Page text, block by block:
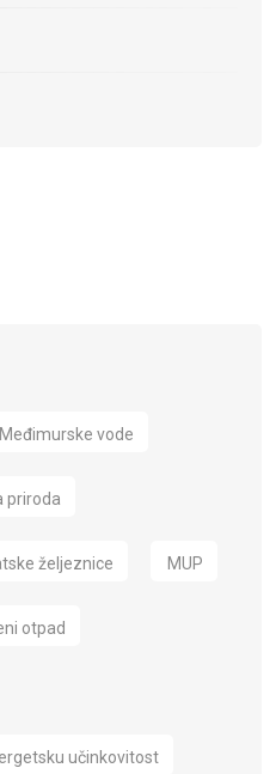
Međimurske vode
priroda
željeznice MUP
otpad
učinkovitost